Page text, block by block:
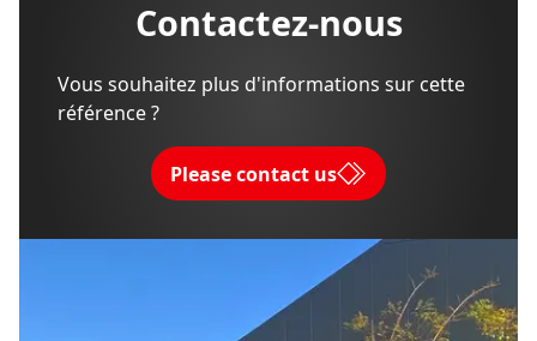
Contactez-nous
Vous souhaitez plus d'informations sur cette
référence ?
Please contact us